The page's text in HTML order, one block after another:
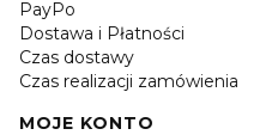
PayPo
Dostawa i Płatności
Czas dostawy
Czas realizacji zamówienia
MOJE KONTO